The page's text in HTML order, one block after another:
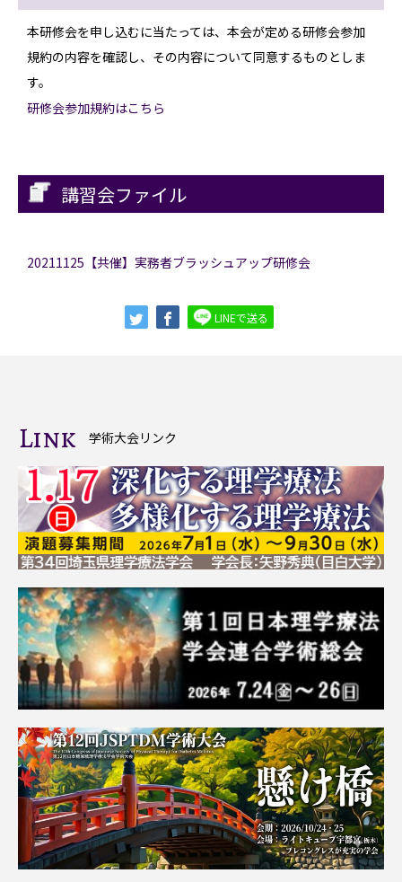
本研修会を申し込むに当たっては、本会が定める研修会参加
規約の内容を確認し、その内容について同意するものとしま
す。
研修会参加規約はこちら
講習会ファイル
20211125【共催】実務者ブラッシュアップ研修会
LINEで送る
Link 学術大会リンク